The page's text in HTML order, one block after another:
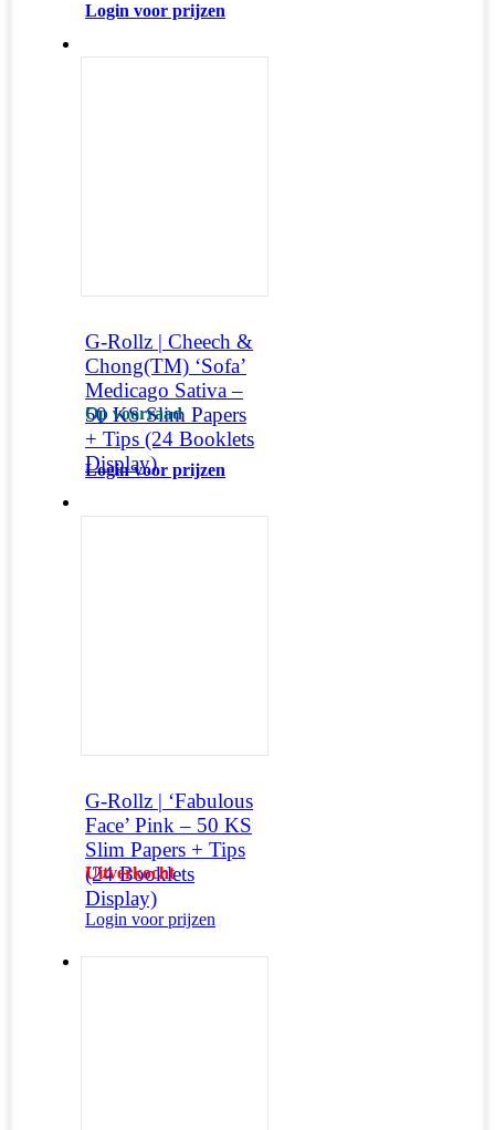
Login voor prijzen
G-Rollz | Cheech &
Chong(TM) ‘Sofa’
Medicago Sativa –
50 KS Slim Papers
+ Tips (24 Booklets
Display)
Op voorraad
Login voor prijzen
G-Rollz | ‘Fabulous
Face’ Pink – 50 KS
Slim Papers + Tips
(24 Booklets
Display)
Uitverkocht
Login voor prijzen